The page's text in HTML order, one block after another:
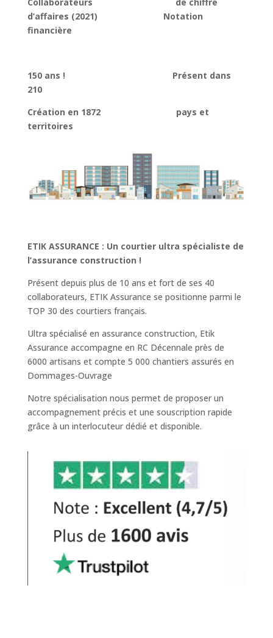
d’affaires (2021) Notation
financière
150 ans ! Présent dans
210
Création en 1872 pays et
territoires
ETIK ASSURANCE : Un courtier ultra spécialiste de
l’assurance construction !
Présent depuis plus de 10 ans et fort de ses 40
collaborateurs, ETIK Assurance se positionne parmi le
TOP 30 des courtiers français.
Ultra spécialisé en assurance construction, Etik
Assurance accompagne en RC Décennale près de
6000 artisans et compte 5 000 chantiers assurés en
Dommages-Ouvrage
Notre spécialisation nous permet de proposer un
accompagnement précis et une souscription rapide
grâce à un interlocuteur dédié et disponible.